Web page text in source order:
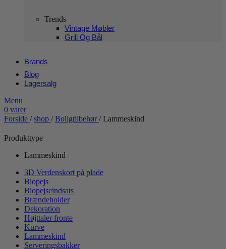
Trends
Vintage Møbler
Grill Og Bål
Brands
Blog
Lagersalg
Menu
0 varer
Forside / shop / Boligtilbehør / Lammeskind
Produkttype
Lammeskind
3D Verdenskort på plade
Biopejs
Biopejseindsats
Brændeholder
Dekoration
Højttaler fronte
Kurve
Lammeskind
Serveringsbakker